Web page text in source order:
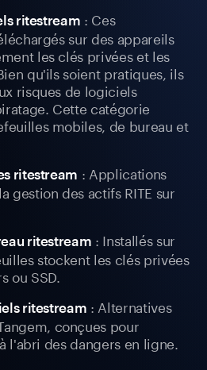
ritestream : Ces
sur des appareils
les clés privées et les
qu'ils soient pratiques, ils
risques de logiciels
Cette catégorie
mobiles, de bureau et
ritestream : Applications
gestion des actifs RITE sur
ritestream : Installés sur
stockent les clés privées
ou SSD.
ritestream : Alternatives
conçues pour
l'abri des dangers en ligne.